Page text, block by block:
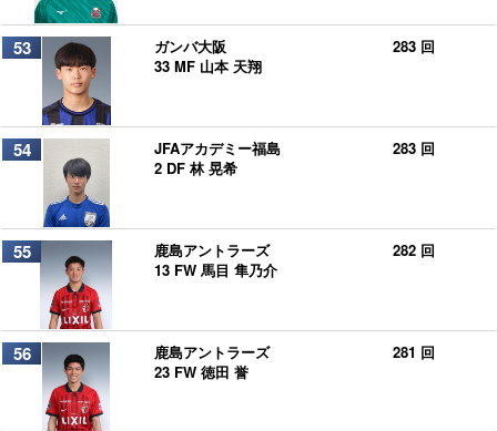
53
ガンバ大阪
33 MF 山本 天翔
283 回
54
JFAアカデミー福島
2 DF 林 晃希
283 回
55
鹿島アントラーズ
13 FW 馬目 隼乃介
282 回
56
鹿島アントラーズ
23 FW 徳田 誉
281 回